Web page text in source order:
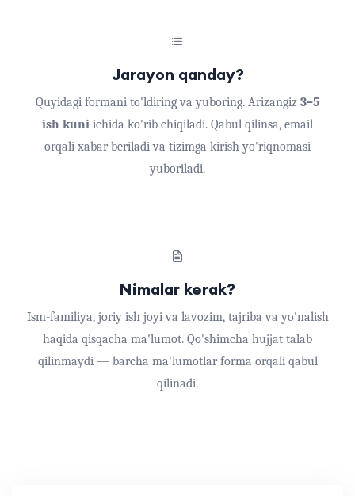
Jarayon qanday?
Quyidagi formani to'ldiring va yuboring. Arizangiz 3–5
ish kuni ichida ko'rib chiqiladi. Qabul qilinsa, email
orqali xabar beriladi va tizimga kirish yo'riqnomasi
yuboriladi.
Nimalar kerak?
Ism-familiya, joriy ish joyi va lavozim, tajriba va yo'nalish
haqida qisqacha ma'lumot. Qo'shimcha hujjat talab
qilinmaydi — barcha ma'lumotlar forma orqali qabul
qilinadi.